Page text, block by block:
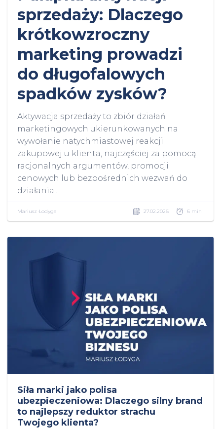
sprzedaży: Dlaczego
krótkowzroczny
marketing prowadzi
do długofalowych
spadków zysków?
Aktywacja sprzedaży to zbiór działań
marketingowych ukierunkowanych na
wywołanie natychmiastowej reakcji
zakupowej u klienta, najczęściej za pomocą
racjonalnych argumentów, promocji
cenowych lub bezpośrednich wezwań do
działania...
Mariusz Łodyga 27.02.2026 6 min
Siła marki jako polisa
ubezpieczeniowa: Dlaczego silny brand
to najlepszy reduktor strachu
Twojego klienta?